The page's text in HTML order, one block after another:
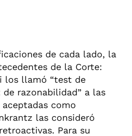
de cada lado, la
de la Corte:
los llamó “test de
razonabilidad” a las
como
las consideró
Para su